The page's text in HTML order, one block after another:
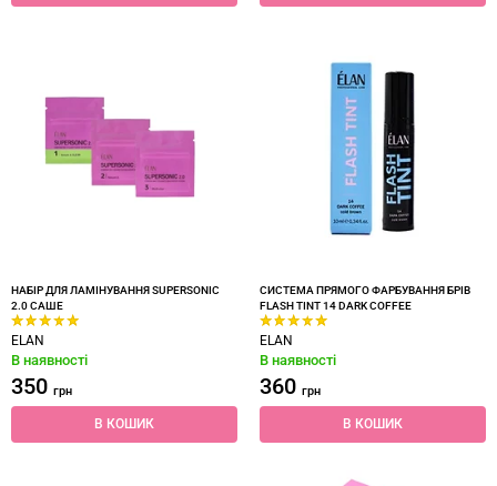
НАБІР ДЛЯ ЛАМІНУВАННЯ SUPERSONIC
2.0 САШЕ
ELAN
В наявності
350 грн
В КОШИК
СИСТЕМА ПРЯМОГО ФАРБУВАННЯ БРІВ
FLASH TINT 14 DARK COFFEE
ELAN
В наявності
360 грн
В КОШИК